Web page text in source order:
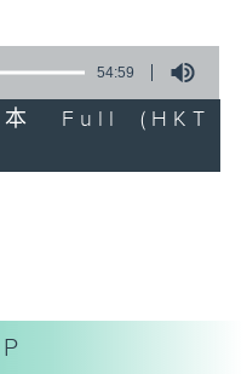
54:59
Full (HKT